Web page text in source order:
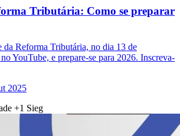
Tributária: Como se preparar
da Reforma Tributária, no dia 13 de
YouTube, e prepare-se para 2026. Inscreva-
2025
+1 Sieg